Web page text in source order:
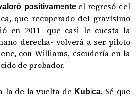
positivamenteel regresó del
que recuperado del gravísimo
en 2011 -que casi le cuesta la
derecha- volverá a ser piloto
con Williams, escudería en la
de probador.
la de la vuelta de Kubica. Sé que